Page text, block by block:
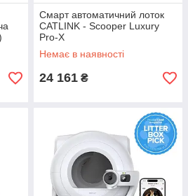
Смарт автоматичний лоток
CATLINK - Scooper Luxury
Pro-X
Немає в наявності
24 161 ₴